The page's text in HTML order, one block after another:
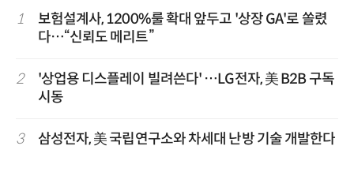
1
보험설계사, 1200%룰 확대 앞두고 '상장 GA'로 쏠렸
다…“신뢰도 메리트”
2
'상업용 디스플레이 빌려쓴다' …LG전자, 美 B2B 구독
시동
3 삼성전자, 美 국립연구소와 차세대 난방 기술 개발한다